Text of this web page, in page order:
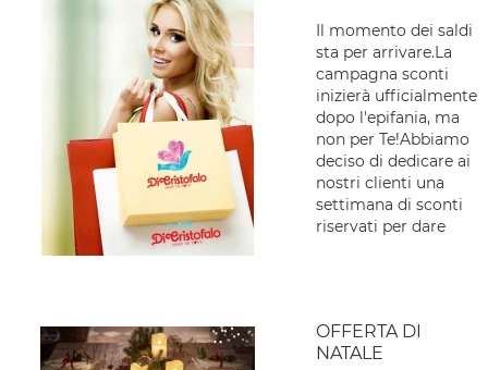
Il momento dei saldi
sta per arrivare.La
campagna sconti
inizierà ufficialmente
dopo l'epifania, ma
non per Te!Abbiamo
deciso di dedicare ai
nostri clienti una
settimana di sconti
riservati per dare
OFFERTA DI
NATALE